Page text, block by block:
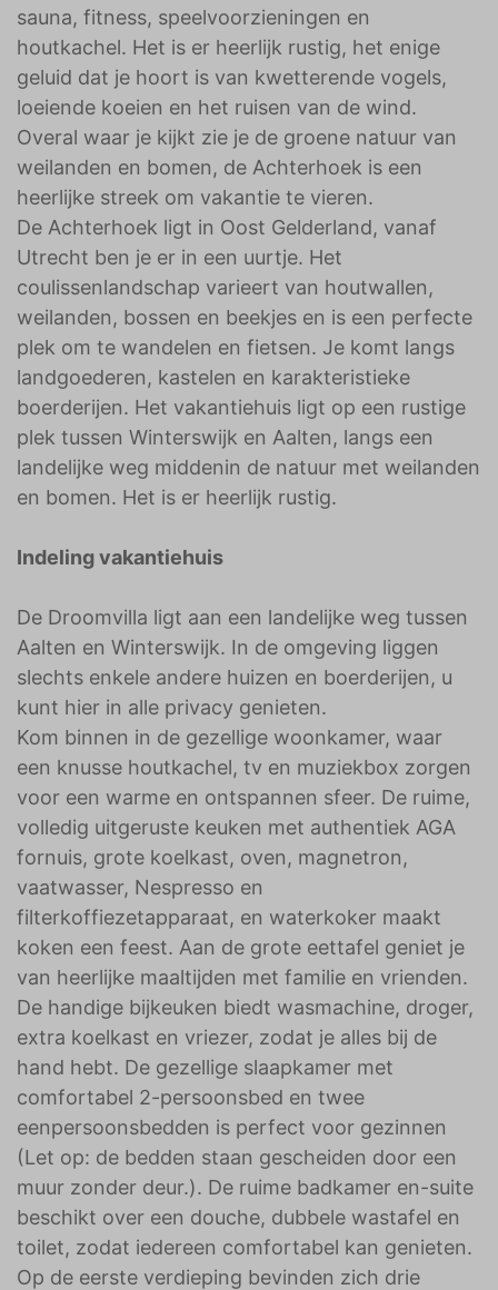
sauna, fitness, speelvoorzieningen en
houtkachel. Het is er heerlijk rustig, het enige
geluid dat je hoort is van kwetterende vogels,
loeiende koeien en het ruisen van de wind.
Overal waar je kijkt zie je de groene natuur van
weilanden en bomen, de Achterhoek is een
heerlijke streek om vakantie te vieren.
De Achterhoek ligt in Oost Gelderland, vanaf
Utrecht ben je er in een uurtje. Het
coulissenlandschap varieert van houtwallen,
weilanden, bossen en beekjes en is een perfecte
plek om te wandelen en fietsen. Je komt langs
landgoederen, kastelen en karakteristieke
boerderijen. Het vakantiehuis ligt op een rustige
plek tussen Winterswijk en Aalten, langs een
landelijke weg middenin de natuur met weilanden
en bomen. Het is er heerlijk rustig.
Indeling vakantiehuis
De Droomvilla ligt aan een landelijke weg tussen
Aalten en Winterswijk. In de omgeving liggen
slechts enkele andere huizen en boerderijen, u
kunt hier in alle privacy genieten.
Kom binnen in de gezellige woonkamer, waar
een knusse houtkachel, tv en muziekbox zorgen
voor een warme en ontspannen sfeer. De ruime,
volledig uitgeruste keuken met authentiek AGA
fornuis, grote koelkast, oven, magnetron,
vaatwasser, Nespresso en
filterkoffiezetapparaat, en waterkoker maakt
koken een feest. Aan de grote eettafel geniet je
van heerlijke maaltijden met familie en vrienden.
De handige bijkeuken biedt wasmachine, droger,
extra koelkast en vriezer, zodat je alles bij de
hand hebt. De gezellige slaapkamer met
comfortabel 2-persoonsbed en twee
eenpersoonsbedden is perfect voor gezinnen
(Let op: de bedden staan gescheiden door een
muur zonder deur.). De ruime badkamer en-suite
beschikt over een douche, dubbele wastafel en
toilet, zodat iedereen comfortabel kan genieten.
Op de eerste verdieping bevinden zich drie